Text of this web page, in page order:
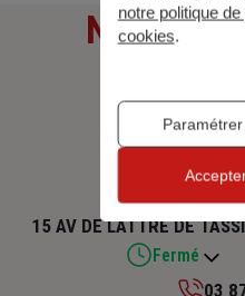
Notre
15 AV DE LATTRE DE
Fermé
03
notre politique
cookies.